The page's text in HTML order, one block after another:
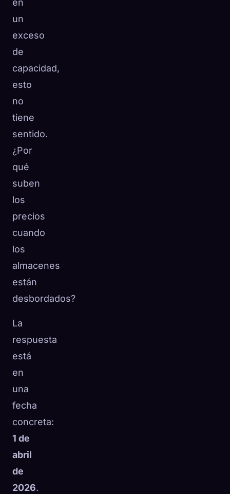
en
un
exceso
de
capacidad,
esto
no
tiene
sentido.
¿Por
qué
suben
los
precios
cuando
los
almacenes
están
desbordados?
La
respuesta
está
en
una
fecha
concreta:
1 de
abril
de
2026.